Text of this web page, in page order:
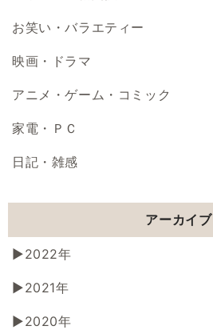
お笑い・バラエティー
映画・ドラマ
アニメ・ゲーム・コミック
家電・ＰＣ
日記・雑感
アーカイブ
2022年
2021年
2020年